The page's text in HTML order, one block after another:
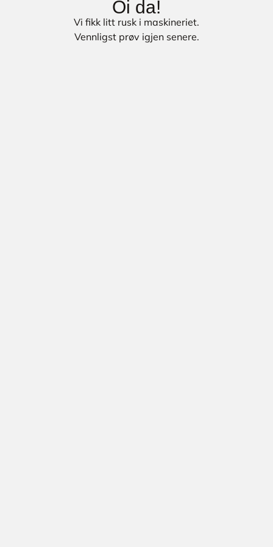
Oi da!
Vi fikk litt rusk i maskineriet.
Vennligst prøv igjen senere.